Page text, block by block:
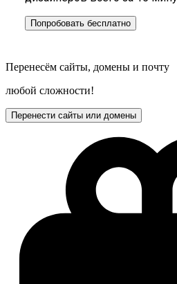
Попробовать бесплатно
Перенесём сайты, домены и почту
любой сложности!
Перенести сайты или домены